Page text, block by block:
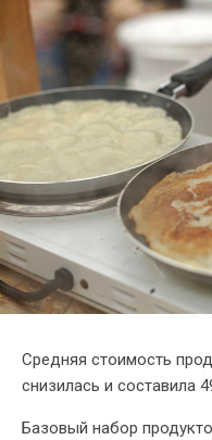
Средняя стоимость
снизилась и составила
Базовый набор